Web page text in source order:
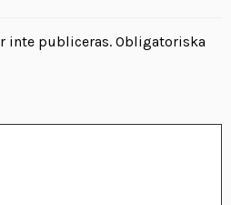
inte publiceras. Obligatoriska